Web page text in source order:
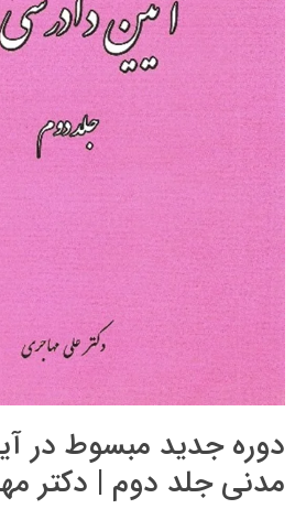
دوره جدید مبسوط در
مدنی جلد دوم | دکتر